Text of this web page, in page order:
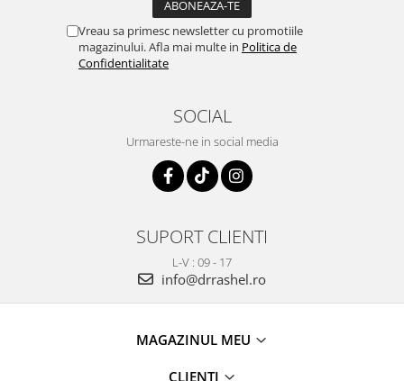
Vreau sa primesc newsletter cu promotiile
magazinului. Afla mai multe in Politica de
Confidentialitate
SOCIAL
Urmareste-ne in social media
SUPORT CLIENTI
L-V : 09 - 17
info@drrashel.ro
MAGAZINUL MEU
CLIENTI